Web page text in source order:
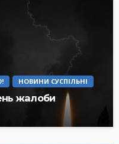
НОВИНИ СУСПІЛЬНІ
жалоби